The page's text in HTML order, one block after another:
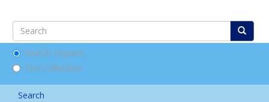
Search DSpace
This Collection
Search